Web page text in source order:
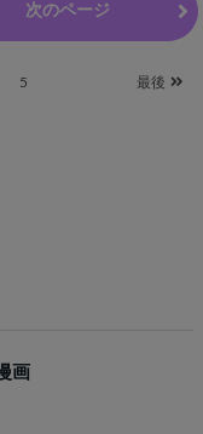
次のページ
5 最後
画